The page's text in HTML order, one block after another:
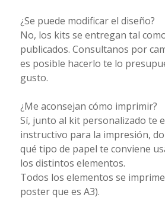
¿Se puede modificar el diseño?
No, los kits se entregan tal
publicados. Consultanos por
es posible hacerlo te lo
gusto.
¿Me aconsejan cómo imprimir?
Sí, junto al kit personalizado te
instructivo para la impresión,
qué tipo de papel te conviene
los distintos elementos.
Todos los elementos se
poster que es A3).